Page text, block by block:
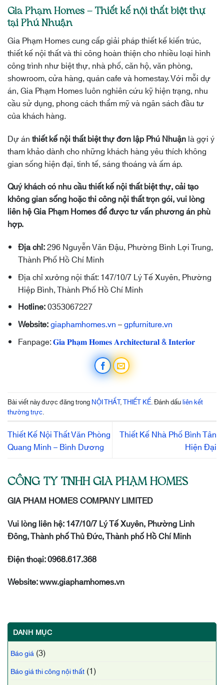
Gia Phạm Homes – Thiết kế nội thất biệt thự
tại Phú Nhuận
Gia Phạm Homes cung cấp giải pháp thiết kế kiến trúc,
thiết kế nội thất và thi công hoàn thiện cho nhiều loại hình
công trình như biệt thự, nhà phố, căn hộ, văn phòng,
showroom, cửa hàng, quán cafe và homestay. Với mỗi dự
án, Gia Phạm Homes luôn nghiên cứu kỹ hiện trạng, nhu
cầu sử dụng, phong cách thẩm mỹ và ngân sách đầu tư
của khách hàng.
Dự án thiết kế nội thất biệt thự đơn lập Phú Nhuận là gợi ý
tham khảo dành cho những khách hàng yêu thích không
gian sống hiện đại, tinh tế, sáng thoáng và ấm áp.
Quý khách có nhu cầu thiết kế nội thất biệt thự, cải tạo
không gian sống hoặc thi công nội thất trọn gói, vui lòng
liên hệ Gia Phạm Homes để được tư vấn phương án phù
hợp.
Địa chỉ:296 Nguyễn Văn Đậu, Phường Bình Lợi Trung,
Thành Phố Hồ Chí Minh
Địa chỉ xưởng nội thất: 147/10/7 Lý Tế Xuyên, Phường
Hiệp Bình, Thành Phố Hồ Chí Minh
Hotline:0353067227
Website:giaphamhomes.vn –gpfurniture.vn
Fanpage:𝐆𝐢𝐚 𝐏𝐡𝐚̣𝐦 𝐇𝐨𝐦𝐞𝐬 𝐀𝐫𝐜𝐡𝐢𝐭𝐞𝐜𝐭𝐮𝐫𝐚𝐥 & 𝐈𝐧𝐭𝐞𝐫𝐢𝐨𝐫
Bài viết này được đăng trong NỘI THẤT, THIẾT KẾ . Đánh dấuliên kết
thường trực
Thiết Kế Nội Thất Văn Phòng
Quang Minh – Bình Dương
Thiết Kế Nhà Phố Bình Tân
Hiện Đại
CÔNG TY TNHH GIA PHẠM HOMES
GIA PHAM HOMES COMPANY LIMITED
Vui lòng liên hệ: 147/10/7 Lý Tế Xuyên, Phường Linh
Đông, Thành phố Thủ Đức, Thành phố Hồ Chí Minh
Điện thoại: 0968.617.368
Website: www.giaphamhomes.vn
DANH MỤC
Báo giá (3)
Báo giá thi công nội thất (1)